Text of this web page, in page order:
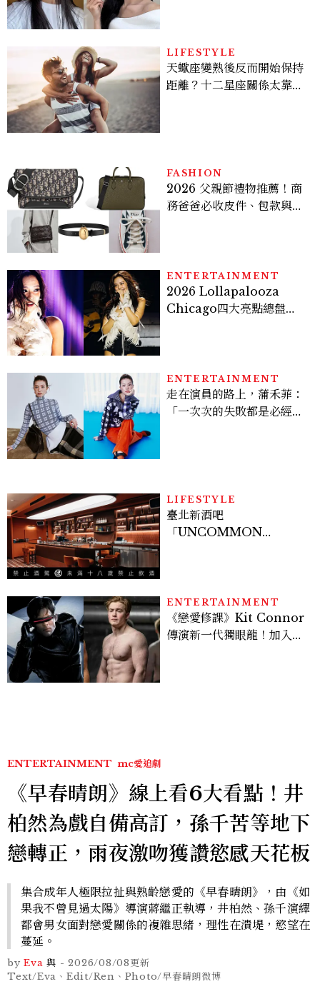
LIFESTYLE
天蠍座變熟後反而開始保持
距離？十二星座關係太靠近
FASHION
2026 父親節禮物推薦！商
務爸爸必收皮件、包款與鞋
ENTERTAINMENT
2026 Lollapalooza
Chicago四大亮點總盤
ENTERTAINMENT
走在演員的路上，蒲禾菲：
「一次次的失敗都是必經過
LIFESTYLE
臺北新酒吧
「UNCOMMON
ENTERTAINMENT
《戀愛修課》Kit Connor
傳演新一代獨眼龍！加入新
ENTERTAINMENT mc愛追劇
《早春晴朗》線上看6大看點！井
柏然為戲自備高訂，孫千苦等地下
戀轉正，雨夜激吻獲讚慾感天花板
集合成年人極限拉扯與熟齡戀愛的《早春晴朗》，由《如
果我不曾見過太陽》導演蔣繼正執導，井柏然、孫千演繹
都會男女面對戀愛關係的複雜思緒，理性在潰堤，慾望在
蔓延。
by Eva 與 -2026/08/08更新
Text/Eva、Edit/Ren、Photo/早春晴朗微博